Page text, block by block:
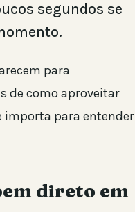
segundos se
para
de como aproveitar
importa para entender
direto em